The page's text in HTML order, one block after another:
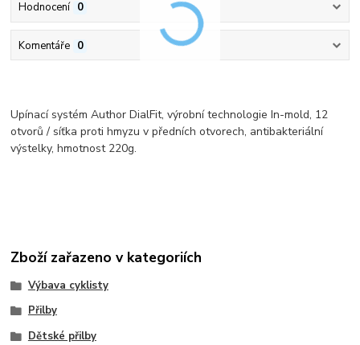
Hodnocení 0
Komentáře 0
Upínací systém Author DialFit, výrobní technologie In-mold, 12
otvorů / síťka proti hmyzu v předních otvorech, antibakteriální
výstelky, hmotnost 220g.
Zboží zařazeno v kategoriích
Výbava cyklisty
Přilby
Dětské přilby